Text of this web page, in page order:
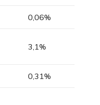
0,06%
3,1%
0,31%